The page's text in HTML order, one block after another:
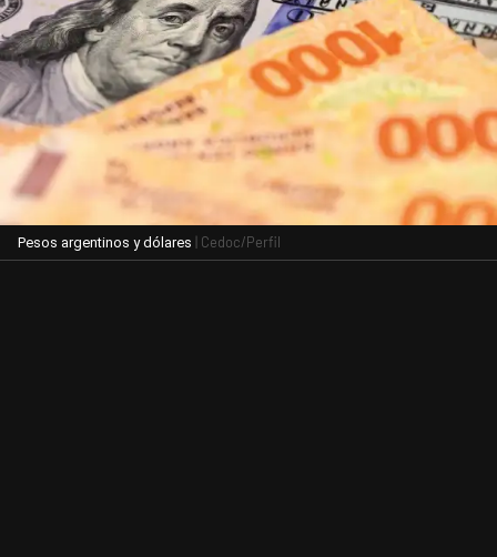
Pesos argentinos y dólares | Cedoc/Perfil